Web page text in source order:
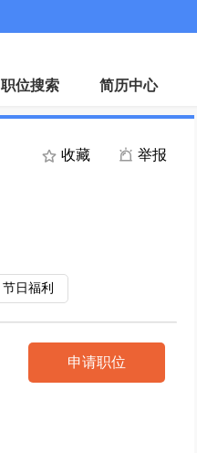
职位搜索 简历中心
收藏 举报
节日福利
申请职位